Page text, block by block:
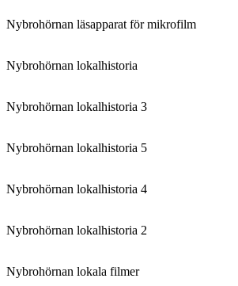
Nybrohörnan läsapparat för mikrofilm
Nybrohörnan lokalhistoria
Nybrohörnan lokalhistoria 3
Nybrohörnan lokalhistoria 5
Nybrohörnan lokalhistoria 4
Nybrohörnan lokalhistoria 2
Nybrohörnan lokala filmer